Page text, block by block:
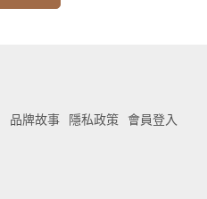
品牌故事 隱私政策
會員登入